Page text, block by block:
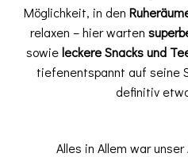
Möglichkeit, in den
relaxen – hier warten
sowieleckere Snacks und
tiefenentspannt auf seine
definitiv
Alles in Allem war